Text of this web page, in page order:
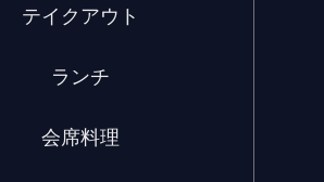
テイクアウト
ランチ
会席料理